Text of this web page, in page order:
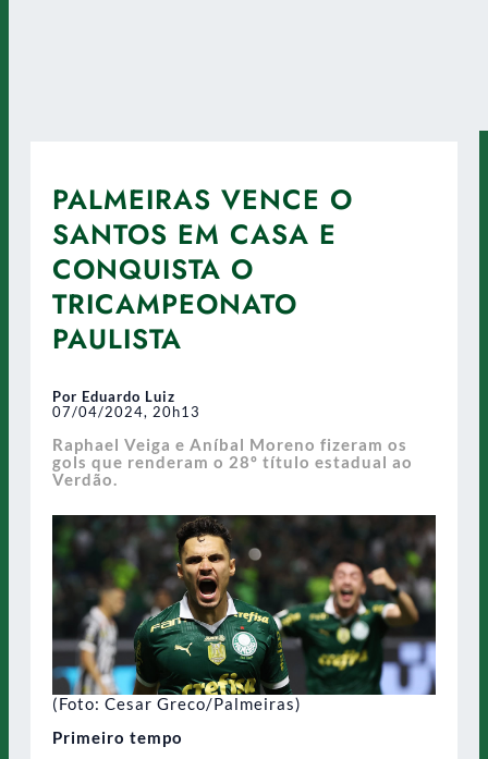
PALMEIRAS VENCE O
SANTOS EM CASA E
CONQUISTA O
TRICAMPEONATO
PAULISTA
Por Eduardo Luiz
07/04/2024, 20h13
Raphael Veiga e Aníbal Moreno fizeram os
gols que renderam o 28º título estadual ao
Verdão.
(Foto: Cesar Greco/Palmeiras)
Primeiro tempo